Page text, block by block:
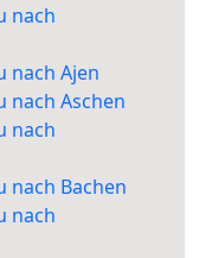
nach
nach Ajen
nach Aschen
nach
nach Bachen
nach